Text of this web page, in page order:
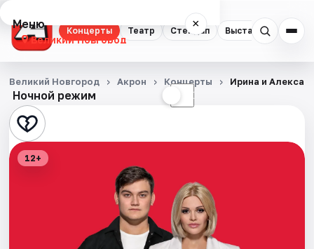
Концерты Театр Стендап Выставки
Меню ×
Великий Новгород
Концерты
Театр
Стендап
Ночной режим ☾
Великий Новгород Акрон Концерты Ирина и
12+